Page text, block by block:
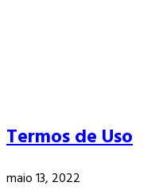
Termos de Uso
maio 13, 2022